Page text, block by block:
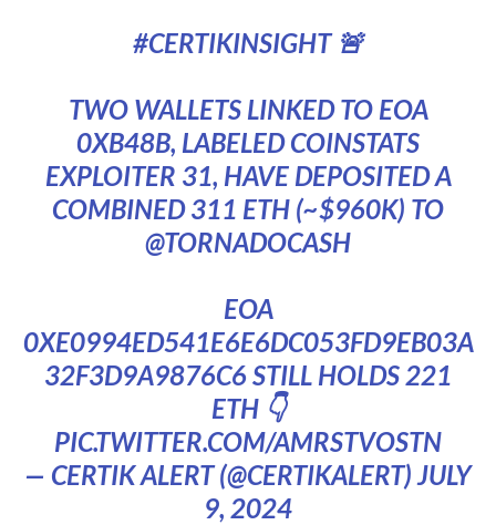
#CERTIKINSIGHT🚨
TWO WALLETS LINKED TO EOA
0XB48B, LABELED COINSTATS
EXPLOITER 31, HAVE DEPOSITED A
COMBINED 311 ETH (~$960K) TO
@TORNADOCASH
EOA
0XE0994ED541E6E6DC053FD9EB03A
32F3D9A9876C6 STILL HOLDS 221
ETH 👇
PIC.TWITTER.COM/AMRSTVOSTN
— CERTIK ALERT (@CERTIKALERT)JULY
9, 2024